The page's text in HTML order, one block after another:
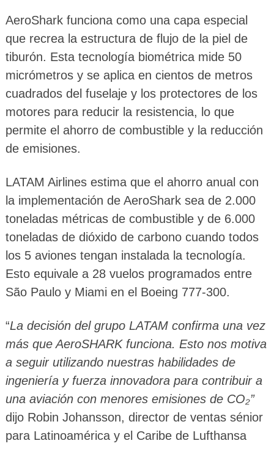
AeroShark funciona como una capa especial
que recrea la estructura de flujo de la piel de
tiburón. Esta tecnología biométrica mide 50
micrómetros y se aplica en cientos de metros
cuadrados del fuselaje y los protectores de los
motores para reducir la resistencia, lo que
permite el ahorro de combustible y la reducción
de emisiones.
LATAM Airlines estima que el ahorro anual con
la implementación de AeroShark sea de 2.000
toneladas métricas de combustible y de 6.000
toneladas de dióxido de carbono cuando todos
los 5 aviones tengan instalada la tecnología.
Esto equivale a 28 vuelos programados entre
São Paulo y Miami en el Boeing 777-300.
“La decisión del grupo LATAM confirma una vez
más que AeroSHARK funciona. Esto nos motiva
a seguir utilizando nuestras habilidades de
ingeniería y fuerza innovadora para contribuir a
una aviación con menores emisiones de CO₂”
dijo Robin Johansson, director de ventas sénior
para Latinoamérica y el Caribe de Lufthansa